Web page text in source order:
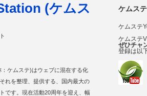
ケムス
ケムステ
ケムステ
ぜひチャ
登録は以
(ケムス
ケムステ)はウェブに混在する化
れを整理、提供する、国内最大の
です。現在活動20周年を迎え、幅